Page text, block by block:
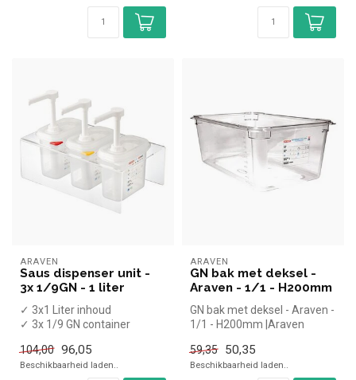
ARAVEN
Saus dispenser unit -
3x 1/9GN - 1 liter
✓ 3x1 Liter inhoud
✓ 3x 1/9 GN container
104,00 96,05
Beschikbaarheid laden..
ARAVEN
GN bak met deksel -
Araven - 1/1 - H200mm
GN bak met deksel - Araven -
1/1 - H200mm |Araven
d...
59,35 50,35
Beschikbaarheid laden..